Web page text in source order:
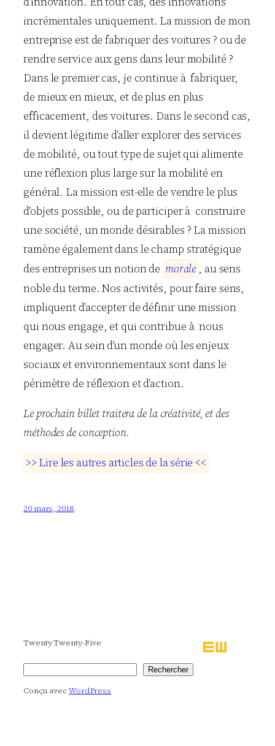
incrémentales uniquement. La mission de mon
entreprise est de fabriquer des voitures ? ou de
rendre service aux gens dans leur mobilité ?
Dans le premier cas, je continue à fabriquer,
de mieux en mieux, et de plus en plus
efficacement, des voitures. Dans le second cas,
il devient légitime d’aller explorer des services
de mobilité, ou tout type de sujet qui alimente
une réflexion plus large sur la mobilité en
général. La mission est-elle de vendre le plus
d’objets possible, ou de participer à construire
une société, un monde désirables ? La mission
ramène également dans le champ stratégique
des entreprises un notion de morale , au sens
noble du terme. Nos activités, pour faire sens,
impliquent d’accepter de définir une mission
qui nous engage, et qui contribue à nous
engager. Au sein d’un monde où les enjeux
sociaux et environnementaux sont dans le
périmètre de réflexion et d’action.
Le prochain billet traitera de la créativité, et des
méthodes de conception.
>> Lire les autres articles de lasérie <<
20 mars, 2018
Twenty Twenty-Five
Rechercher Rechercher
Conçu avecWordPress